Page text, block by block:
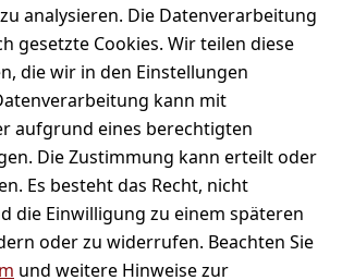
analysieren. Die Datenverarbeitung
gesetzte Cookies. Wir teilen diese
die wir in den Einstellungen
kann mit
aufgrund eines berechtigten
Die Zustimmung kann erteilt oder
Es besteht das Recht, nicht
die Einwilligung zu einem späteren
oder zu widerrufen. Beachten Sie
und weitere Hinweise zur